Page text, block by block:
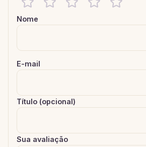
Nome
E-mail
Título (opcional)
Sua avaliação